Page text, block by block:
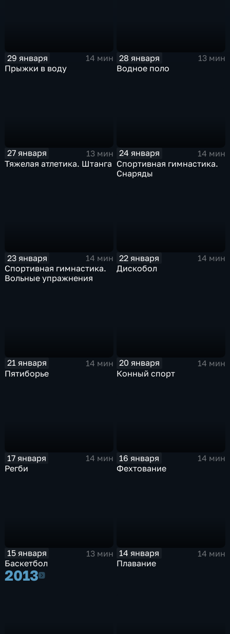
29 января
14 мин
Прыжки в воду
28 января
13 мин
Водное поло
27 января
13 мин
Тяжелая атлетика. Штанга
24 января
14 мин
Спортивная гимнастика.
Снаряды
23 января
14 мин
Спортивная гимнастика.
Вольные упражнения
22 января
14 мин
Дискобол
21 января
14 мин
Пятиборье
20 января
14 мин
Конный спорт
17 января
14 мин
Регби
16 января
14 мин
Фехтование
15 января
13 мин
Баскетбол
14 января
14 мин
Плавание
20132013